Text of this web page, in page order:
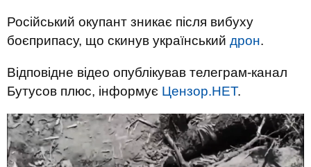
Російський окупант зникає після вибуху
боєприпасу, що скинув український дрон.
Відповідне відео опублікував телеграм-канал
Бутусов плюс, інформує Цензор.НЕТ.